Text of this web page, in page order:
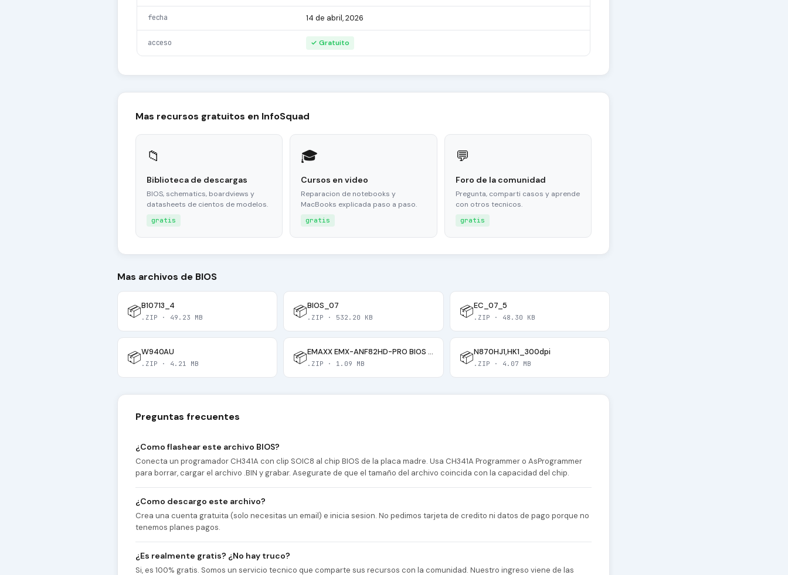
fecha 14 de abril, 2026
acceso ✓ Gratuito
Mas recursos gratuitos en InfoSquad
📁
Biblioteca de descargas
BIOS, schematics, boardviews y
datasheets de cientos de modelos.
gratis
🎓
Cursos en video
Reparacion de notebooks y
MacBooks explicada paso a paso.
gratis
💬
Foro de la comunidad
Pregunta, comparti casos y aprende
con otros tecnicos.
gratis
Mas archivos de BIOS
📦B10713_4
.ZIP · 49.23 MB 📦BIOS_07
.ZIP · 532.20 KB 📦EC_07_5
.ZIP · 48.30 KB
📦W940AU
.ZIP · 4.21 MB 📦 EMAXX EMX-ANF82HD-PRO BIOS V1.6
.ZIP · 1.09 MB 📦N870HJ1,HK1_300dpi
.ZIP · 4.07 MB
Preguntas frecuentes
¿Como flashear este archivo BIOS?
Conecta un programador CH341A con clip SOIC8 al chip BIOS de la placa madre. Usa CH341A Programmer o AsProgrammer
para borrar, cargar el archivo .BIN y grabar. Asegurate de que el tamaño del archivo coincida con la capacidad del chip.
¿Como descargo este archivo?
Crea una cuenta gratuita (solo necesitas un email) e inicia sesion. No pedimos tarjeta de credito ni datos de pago porque no
tenemos planes pagos.
¿Es realmente gratis? ¿No hay truco?
Si, es 100% gratis. Somos un servicio tecnico que comparte sus recursos con la comunidad. Nuestro ingreso viene de las